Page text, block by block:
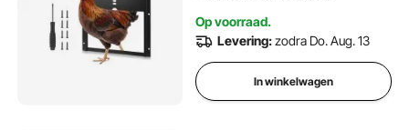
Op voorraad.
Levering:zodra Do. Aug. 13
In winkelwagen